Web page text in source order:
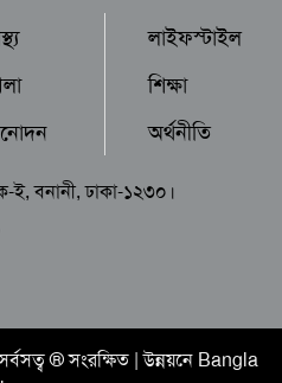
লাইফস্টাইল
শিক্ষা
অর্থনীতি
ই, বনানী, ঢাকা-১২৩০।
® সংরক্ষিত | উন্নয়নে Bangla